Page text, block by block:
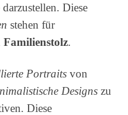
Diese
stehen für
Familienstolz.
Portraits von
Designs zu
Diese